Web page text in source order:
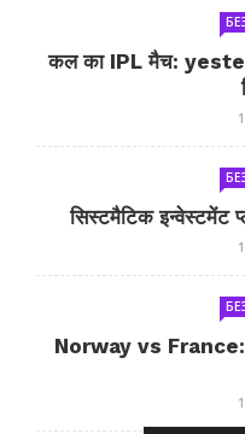
कल का IPL मैच:
सिस्टमैटिक
Norway vs France: